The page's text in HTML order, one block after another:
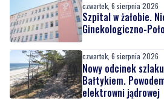
czwartek, 6 sierpnia 2026
Szpital w żałobie.
Ginekologiczno-
czwartek, 6 sierpnia 2026
Nowy odcinek
Bałtykiem.
elektrowni jądrowej